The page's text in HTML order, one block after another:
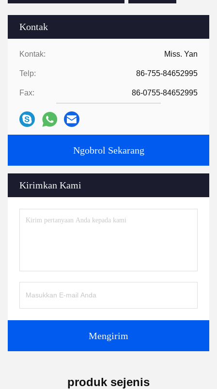
Kontak
Kontak: Miss. Yan
Telp: 86-755-84652995
Fax: 86-0755-84652995
Ngobrol Sekarang
Kirimkan Kami
Mengirim
produk sejenis